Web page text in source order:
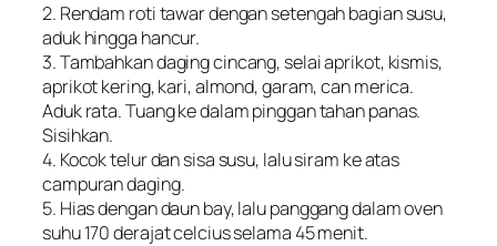
2. Rendam roti tawar dengan setengah bagian susu,
aduk hingga hancur.
3. Tambahkan daging cincang, selai aprikot, kismis,
aprikot kering, kari, almond, garam, can merica.
Aduk rata. Tuang ke dalam pinggan tahan panas.
Sisihkan.
4. Kocok telur dan sisa susu, lalu siram ke atas
campuran daging.
5. Hias dengan daun bay, lalu panggang dalam oven
suhu 170 derajat celcius selama 45 menit.